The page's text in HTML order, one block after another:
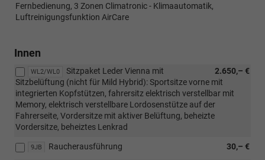
Fernbedienung, 3 Zonen Climatronic - Klimaautomatik,
Luftreinigungsfunktion AirCare
Innen
WL2/WL0 2.650,– €
Sitzpaket Leder Vienna mit
Sitzbelüftung (nicht für Mild Hybrid): Sportsitze vorne mit
integrierten Kopfstützen, fahrersitz elektrisch verstellbar mit
Memory, elektrisch verstellbare Lordosenstütze auf der
Fahrerseite, Vordersitze mit aktiver Belüftung, beheizte
Vordersitze, beheiztes Lenkrad
9JB 30,– €
Raucherausführung